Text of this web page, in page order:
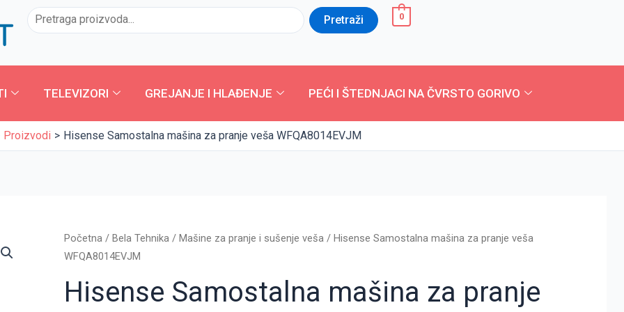
Pretraga Pretraži 0
TELEVIZORI GREJANJE I HLAĐENJE PEĆI I ŠTEDNJACI NA ČVRSTO GORIVO
Proizvodi Hisense Samostalna mašina za pranje veša WFQA8014EVJM
Početna /Bela Tehnika /Mašine za pranje i sušenje veša / Hisense Samostalna mašina za pranje veša
WFQA8014EVJM
Hisense Samostalna mašina za pranje
Hisense
Samostalna
za